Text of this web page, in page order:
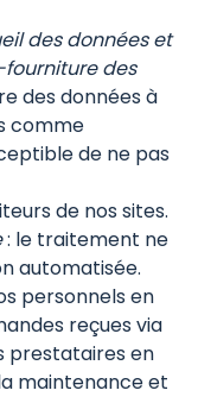
des données et
des
des données à
comme
de ne pas
de nos sites.
: le traitement ne
automatisée.
personnels en
reçues via
prestataires en
maintenance et